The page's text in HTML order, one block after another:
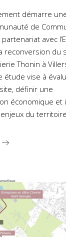
démarre
de
avec
reconversion du
Thonin à
étude vise à
définir une
économique et
du